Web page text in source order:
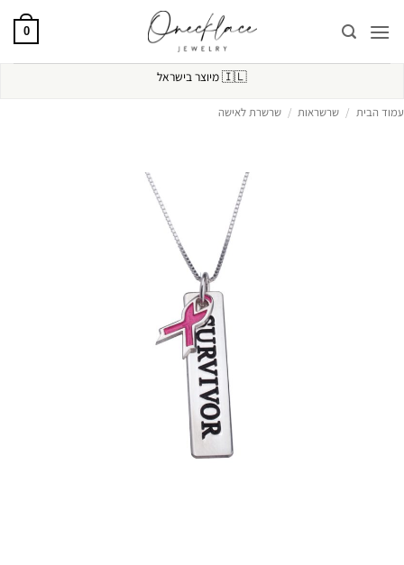
0
🇮🇱מיוצר בישראל
עמוד הבית / שרשראות / שרשרת לאישה